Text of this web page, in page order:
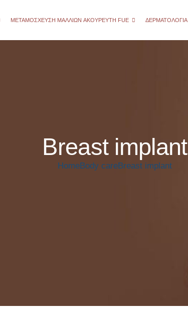
ΜΕΤΑΜΌΣΧΕΥΣΗ ΜΑΛΛΙΏΝ AΚΟΎΡΕΥΤΗ FUE ΔΕΡΜΑΤΟΛΟΓΊΑ
Breast implant
HomeBody careBreast implant